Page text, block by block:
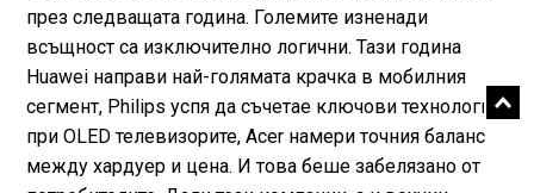
през следващата година. Големите изненади
всъщност са изключително логични. Тази година
Huawei направи най-голямата крачка в мобилния
сегмент, Philips успя да съчетае ключови технологии
при OLED телевизорите, Acer намери точния баланс
между хардуер и цена. И това беше забелязано от